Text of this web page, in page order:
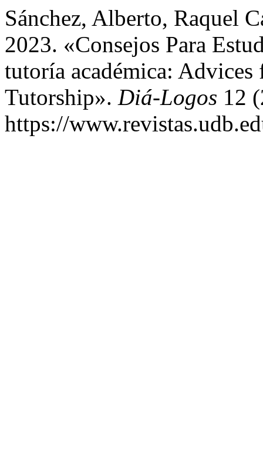
Sánchez, Alberto, Raquel
2023. «Consejos Para
tutoría académica:
Tutorship». Diá-Logos 12
https://